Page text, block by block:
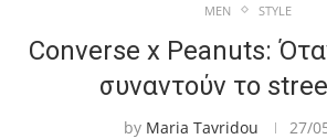
MEN STYLE
Converse x Peanuts:
συναντούν το
by Maria Tavridou 27/